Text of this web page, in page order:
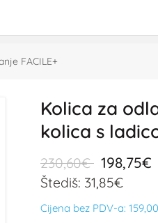
FACILE+
Kolica za
kolica s
230,60€ 198,75€
Štediš: 31,85€
Cijena bez PDV-a: